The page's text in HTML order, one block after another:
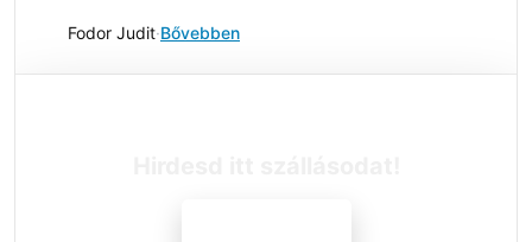
Fodor Judit·Bővebben